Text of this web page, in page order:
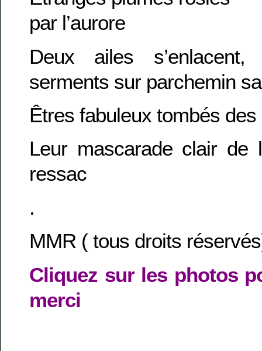
par l’aurore
Deux ailes s’enlacent,
serments sur parchemin
Êtres fabuleux tombés des
Leur mascarade clair de
ressac
.
MMR ( tous droits
Cliquez sur les photos
merci